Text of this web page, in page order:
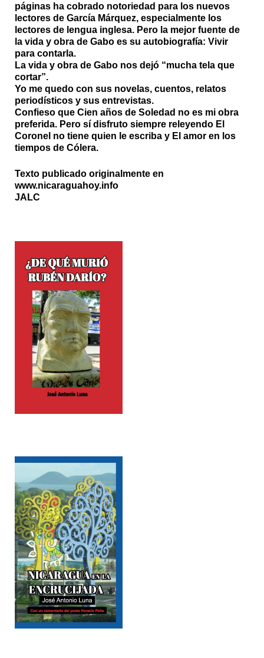
páginas ha cobrado notoriedad para los nuevos
lectores de García Márquez, especialmente los
lectores de lengua inglesa. Pero la mejor fuente de
la vida y obra de Gabo es su autobiografía: Vivir
para contarla.
La vida y obra de Gabo nos dejó “mucha tela que
cortar”.
Yo me quedo con sus novelas, cuentos, relatos
periodísticos y sus entrevistas.
Confieso que Cien años de Soledad no es mi obra
preferida. Pero sí disfruto siempre releyendo El
Coronel no tiene quien le escriba y El amor en los
tiempos de Cólera.
Texto publicado originalmente en
www.nicaraguahoy.info
JALC